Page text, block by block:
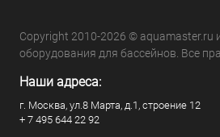
Copyright 2010-2026 © aquamaster.ru
оборудования для бассейнов. Все
Наши адреса:
г. Москва, ул.8 Марта, д.1, строение 12
+ 7 495 644 22 92